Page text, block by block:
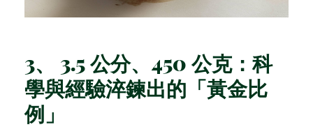
3、 3.5 公分、450 公克：科
學與經驗淬鍊出的「黃金比
例」